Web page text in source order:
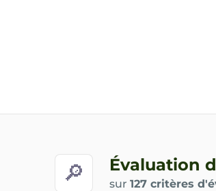
🔎 Évaluation
sur 127 critères